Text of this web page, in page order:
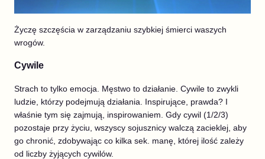
Życzę szczęścia w zarządzaniu szybkiej śmierci waszych
wrogów.
Cywile
Strach to tylko emocja. Męstwo to działanie. Cywile to zwykli
ludzie, którzy podejmują działania. Inspirujące, prawda? I
właśnie tym się zajmują, inspirowaniem. Gdy cywil (1/2/3)
pozostaje przy życiu, wszyscy sojusznicy walczą zacieklej, aby
go chronić, zdobywając co kilka sek. manę, której ilość zależy
od liczby żyjących cywilów.